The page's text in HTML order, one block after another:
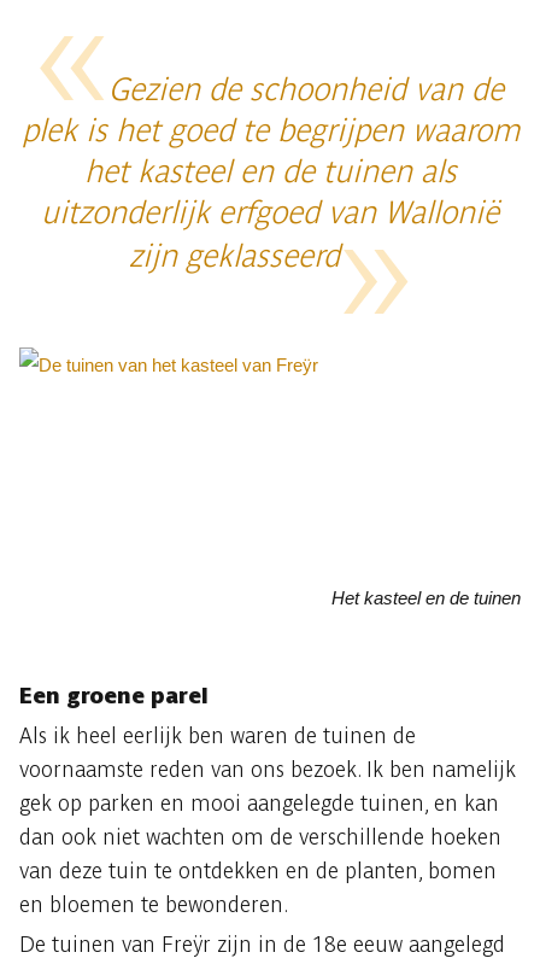
Gezien de schoonheid van de
plek is het goed te begrijpen waarom
het kasteel en de tuinen als
uitzonderlijk erfgoed van Wallonië
zijn geklasseerd
Het kasteel en de tuinen
Een groene parel
Als ik heel eerlijk ben waren de tuinen de
voornaamste reden van ons bezoek. Ik ben namelijk
gek op parken en mooi aangelegde tuinen, en kan
dan ook niet wachten om de verschillende hoeken
van deze tuin te ontdekken en de planten, bomen
en bloemen te bewonderen.
De tuinen van Freÿr zijn in de 18e eeuw aangelegd